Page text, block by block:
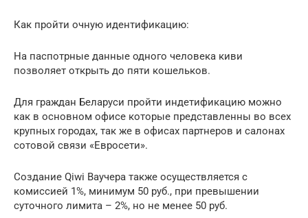
Как пройти очную идентификацию:
На паспотрные данные одного человека киви
позволяет открыть до пяти кошельков.
Для граждан Беларуси пройти индетификацию можно
как в основном офисе которые представленны во всех
крупных городах, так же в офисах партнеров и салонах
сотовой связи «Евросети».
Создание Qiwi Ваучера также осуществляется с
комиссией 1%, минимум 50 руб., при превышении
суточного лимита – 2%, но не менее 50 руб.